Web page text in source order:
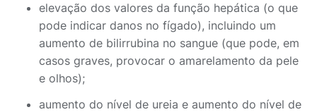
elevação dos valores da função hepática (o que
pode indicar danos no fígado), incluindo um
aumento de bilirrubina no sangue (que pode, em
casos graves, provocar o amarelamento da pele
e olhos);
aumento do nível de ureia e aumento do nível de